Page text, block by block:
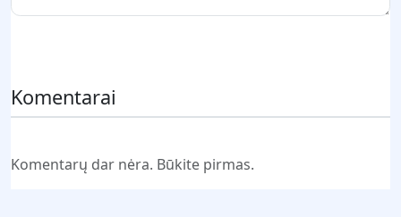
Komentarai
Komentarų dar nėra. Būkite pirmas.